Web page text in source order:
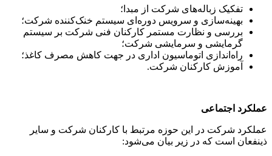
تفکیک زباله‌های شرکت از مبدا؛
بهینه‌سازی و سرویس‌ دوره‌ای سیستم خنک‌کننده شرکت؛
بررسی و نظارت مستمر کارکنان فنی شرکت بر سیستم
گرمایشی و سرمایشی شرکت؛
راه‌اندازی اتوماسیون اداری در جهت کاهش مصرف کاغذ؛
آموزش کارکنان شرکت.
عملکرد اجتماعی
عملکرد شرکت در این حوزه مرتبط با کارکنان شرکت و سایر
ذینفعان است که در زیر بیان می‌شود: